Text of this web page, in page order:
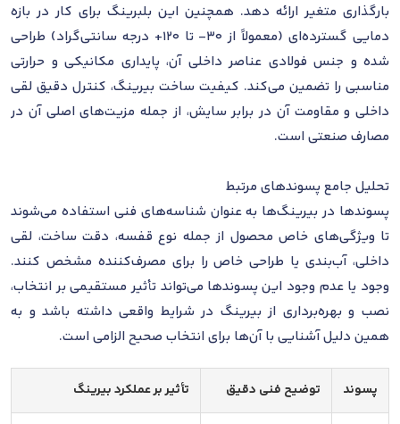
بارگذاری متغیر ارائه دهد. همچنین این بلبرینگ برای کار در بازه
دمایی گسترده‌ای (معمولاً از 30- تا 120+ درجه سانتی‌گراد) طراحی
شده و جنس فولادی عناصر داخلی آن، پایداری مکانیکی و حرارتی
مناسبی را تضمین می‌کند. کیفیت ساخت بیرینگ، کنترل دقیق لقی
داخلی و مقاومت آن در برابر سایش، از جمله مزیت‌های اصلی آن در
مصارف صنعتی است.
تحلیل جامع پسوندهای مرتبط
پسوندها در بیرینگ‌ها به عنوان شناسه‌های فنی استفاده می‌شوند
تا ویژگی‌های خاص محصول از جمله نوع قفسه، دقت ساخت، لقی
داخلی، آب‌بندی یا طراحی خاص را برای مصرف‌کننده مشخص کنند.
وجود یا عدم وجود این پسوندها می‌تواند تأثیر مستقیمی بر انتخاب،
نصب و بهره‌برداری از بیرینگ در شرایط واقعی داشته باشد و به
همین دلیل آشنایی با آن‌ها برای انتخاب صحیح الزامی است.
پسوند توضیح فنی دقیق تأثیر بر عملکرد بیرینگ